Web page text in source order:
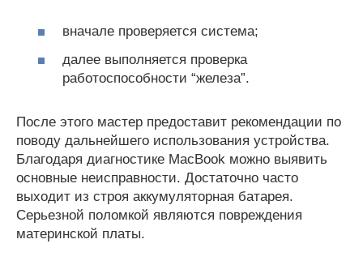
вначале проверяется система;
далее выполняется проверка
работоспособности “железа”.
После этого мастер предоставит рекомендации по
поводу дальнейшего использования устройства.
Благодаря диагностике MacBook можно выявить
основные неисправности. Достаточно часто
выходит из строя аккумуляторная батарея.
Серьезной поломкой являются повреждения
материнской платы.